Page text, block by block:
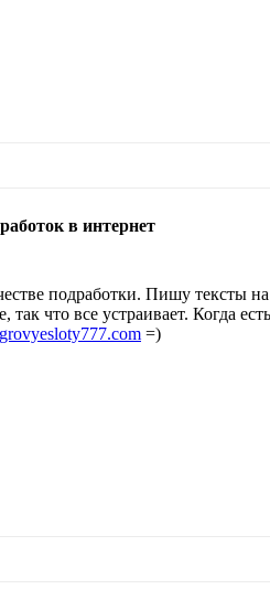
в интернет
подработки. Пишу тексты
что все устраивает. Когда
=)